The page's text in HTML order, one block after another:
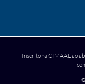
Inscrito na CIMAAL ao